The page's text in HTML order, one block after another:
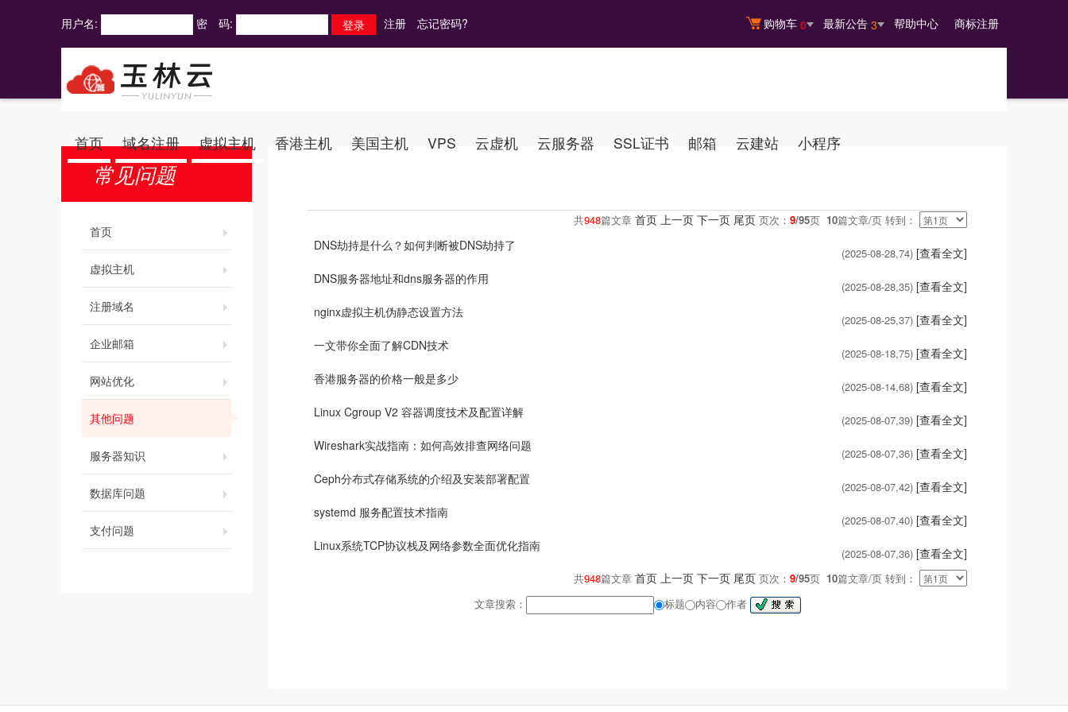
购物车 0 最新公告 3 帮助中心 商标注册
用户名: 密 码: 注册 忘记密码?
首页 域名注册 虚拟主机 香港主机 美国主机 VPS 云虚机 云服务器 SSL证书 邮箱 云建站 小程序
常见问题
首页
虚拟主机
注册域名
企业邮箱
网站优化
其他问题
服务器知识
数据库问题
支付问题
共948篇文章 首页 上一页 下一页 尾页 页次： 9/95页 10篇文章/页 转到：
DNS劫持是什么？如何判断被DNS劫持了
(2025-08-28,74) [查看全文]
DNS服务器地址和dns服务器的作用
(2025-08-28,35) [查看全文]
nginx虚拟主机伪静态设置方法
(2025-08-25,37) [查看全文]
一文带你全面了解CDN技术
(2025-08-18,75) [查看全文]
香港服务器的价格一般是多少
(2025-08-14,68) [查看全文]
Linux Cgroup V2 容器调度技术及配置详解
(2025-08-07,39) [查看全文]
Wireshark实战指南：如何高效排查网络问题
(2025-08-07,36) [查看全文]
Ceph分布式存储系统的介绍及安装部署配置
(2025-08-07,42) [查看全文]
systemd 服务配置技术指南
(2025-08-07,40) [查看全文]
Linux系统TCP协议栈及网络参数全面优化指南
(2025-08-07,36) [查看全文]
共948篇文章 首页 上一页 下一页 尾页 页次： 9/95页 10篇文章/页 转到：
文章搜索：
标题 内容 作者